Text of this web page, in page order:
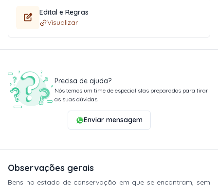
Edital e Regras
Visualizar
Precisa de ajuda?
Nós temos um time de especialistas preparados para tirar
as suas dúvidas.
Enviar mensagem
Observações gerais
Bens no estado de conservação em que se encontram, sem